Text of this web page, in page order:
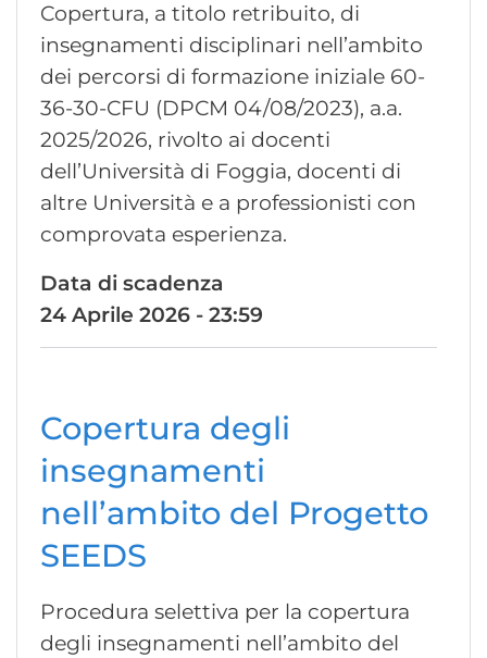
Copertura, a titolo retribuito, di
insegnamenti disciplinari nell’ambito
dei percorsi di formazione iniziale 60-
36-30-CFU (DPCM 04/08/2023), a.a.
2025/2026, rivolto ai docenti
dell’Università di Foggia, docenti di
altre Università e a professionisti con
comprovata esperienza.
Data di scadenza
24 Aprile 2026 - 23:59
Copertura degli
insegnamenti
nell’ambito del Progetto
SEEDS
Procedura selettiva per la copertura
degli insegnamenti nell’ambito del